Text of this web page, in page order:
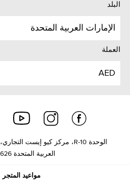
البلد
الإمارات العربية المتحدة
العملة
AED
العربية المتحدة 502626
مواعيد المتجر